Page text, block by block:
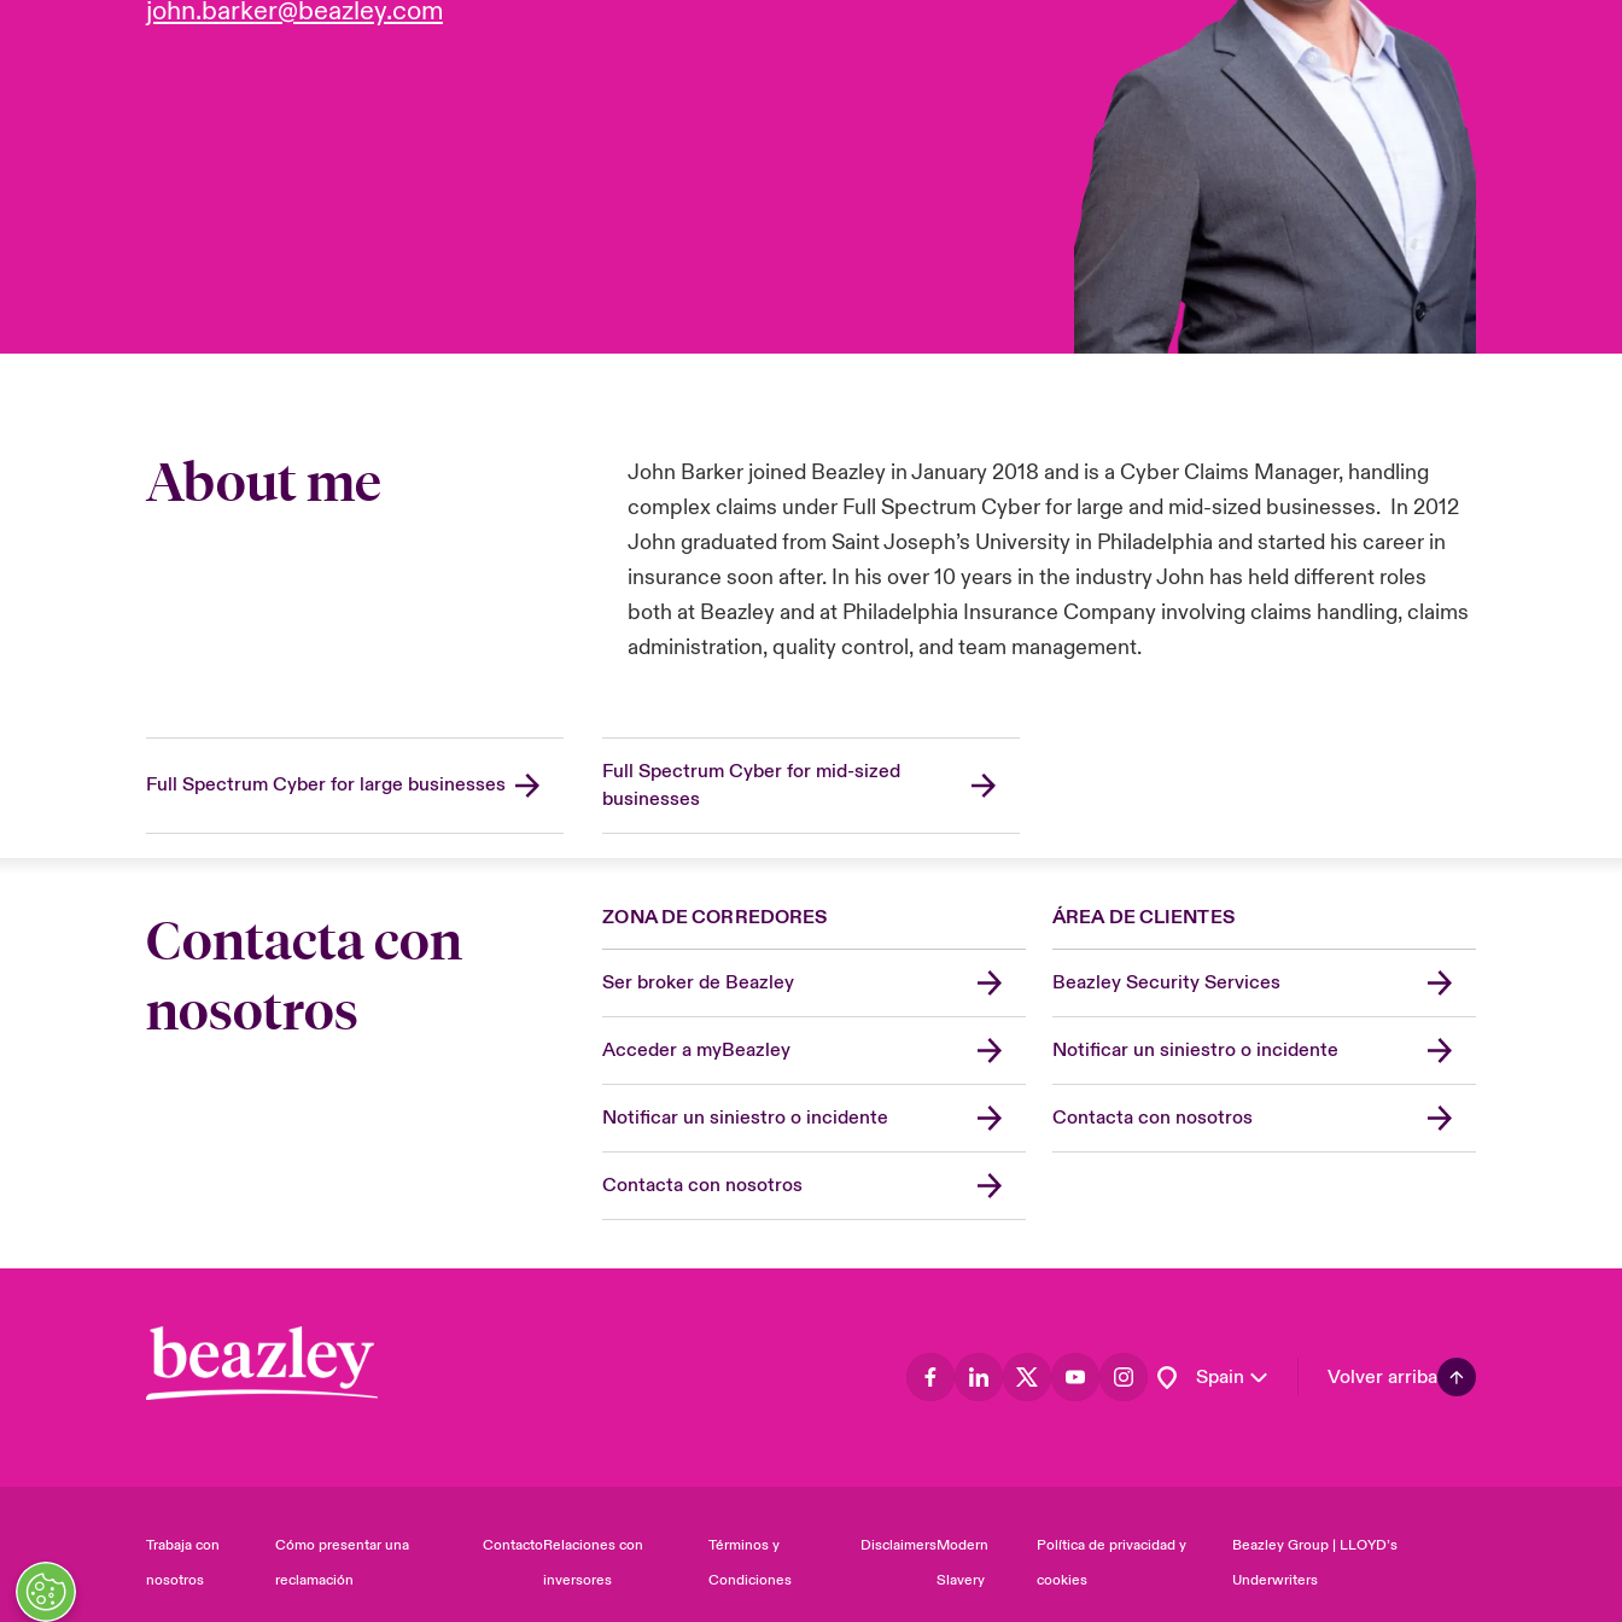
john.barker@beazley.com
About me
John Barker joined Beazley in January 2018 and is a Cyber Claims Manager, handling
complex claims under Full Spectrum Cyber for large and mid-sized businesses. In 2012
John graduated from Saint Joseph’s University in Philadelphia and started his career in
insurance soon after. In his over 10 years in the industry John has held different roles
both at Beazley and at Philadelphia Insurance Company involving claims handling, claims
administration, quality control, and team management.
Full Spectrum Cyber for large businesses
Full Spectrum Cyber for mid-sized
businesses
Contacta con
nosotros
ZONA DE CORREDORES
Ser broker de Beazley
Acceder a myBeazley
Notificar un siniestro o incidente
Contacta con nosotros
ÁREA DE CLIENTES
Beazley Security Services
Notificar un siniestro o incidente
Contacta con nosotros
Spain
United Kingdom
Asia Pacific
Volver arriba
Trabaja con
nosotros
Cómo presentar una
reclamación
ContactoRelaciones con
inversores
Términos y
Condiciones
DisclaimersModern
Slavery
Política de privacidad y
cookies
Beazley Group | LLOYD’s
Underwriters